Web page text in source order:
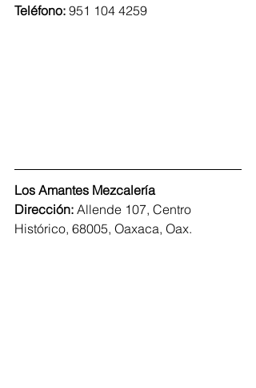
Teléfono: 951 104 4259
Los Amantes Mezcalería
Dirección: Allende 107, Centro
Histórico, 68005, Oaxaca, Oax.